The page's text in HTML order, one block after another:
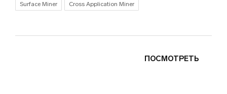
Surface Miner Cross Application Miner
ПОСМОТРЕТЬ